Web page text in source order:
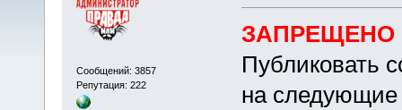
Сообщений: 3857
Репутация: 222
ЗАПРЕЩЕНО
Публиковать
на следующие